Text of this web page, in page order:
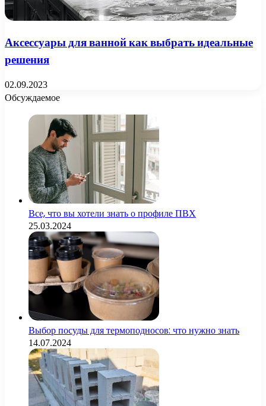
Аксессуары для ванной как выбрать идеальные
решения
02.09.2023
Обсуждаемое
Все, что вы хотели знать о профиле ПВХ
25.03.2024
Выбор посуды для термоподносов: что нужно знать
14.07.2024